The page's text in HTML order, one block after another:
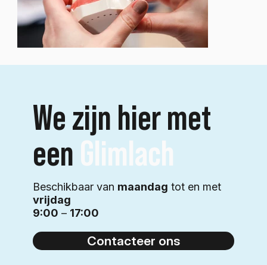
We zijn hier met
eenGlimlach
Beschikbaar van maandag tot en met
vrijdag
9:00 – 17:00
Contacteer ons